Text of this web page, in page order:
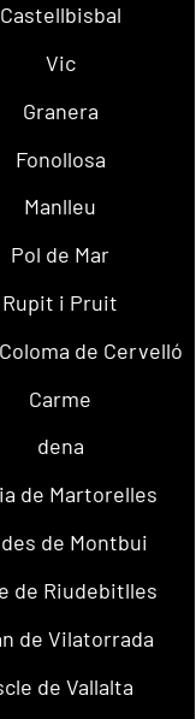
Castellbisbal
Vic
Granera
Fonollosa
Manlleu
Pol de Mar
Rupit i Pruit
de Cervelló
Carme
dena
de Martorelles
de Montbui
de Riudebitlles
de Vilatorrada
de Vallalta